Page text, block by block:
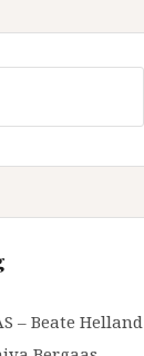
– Beate Helland